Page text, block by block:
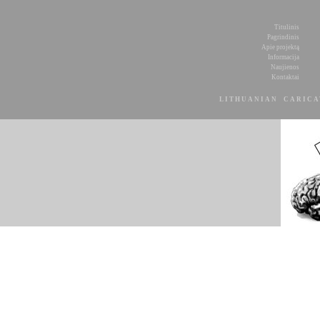
Titulinis
Pagrindinis
Apie projektą
Informacija
Naujienos
Kontaktai
LITHUANIAN